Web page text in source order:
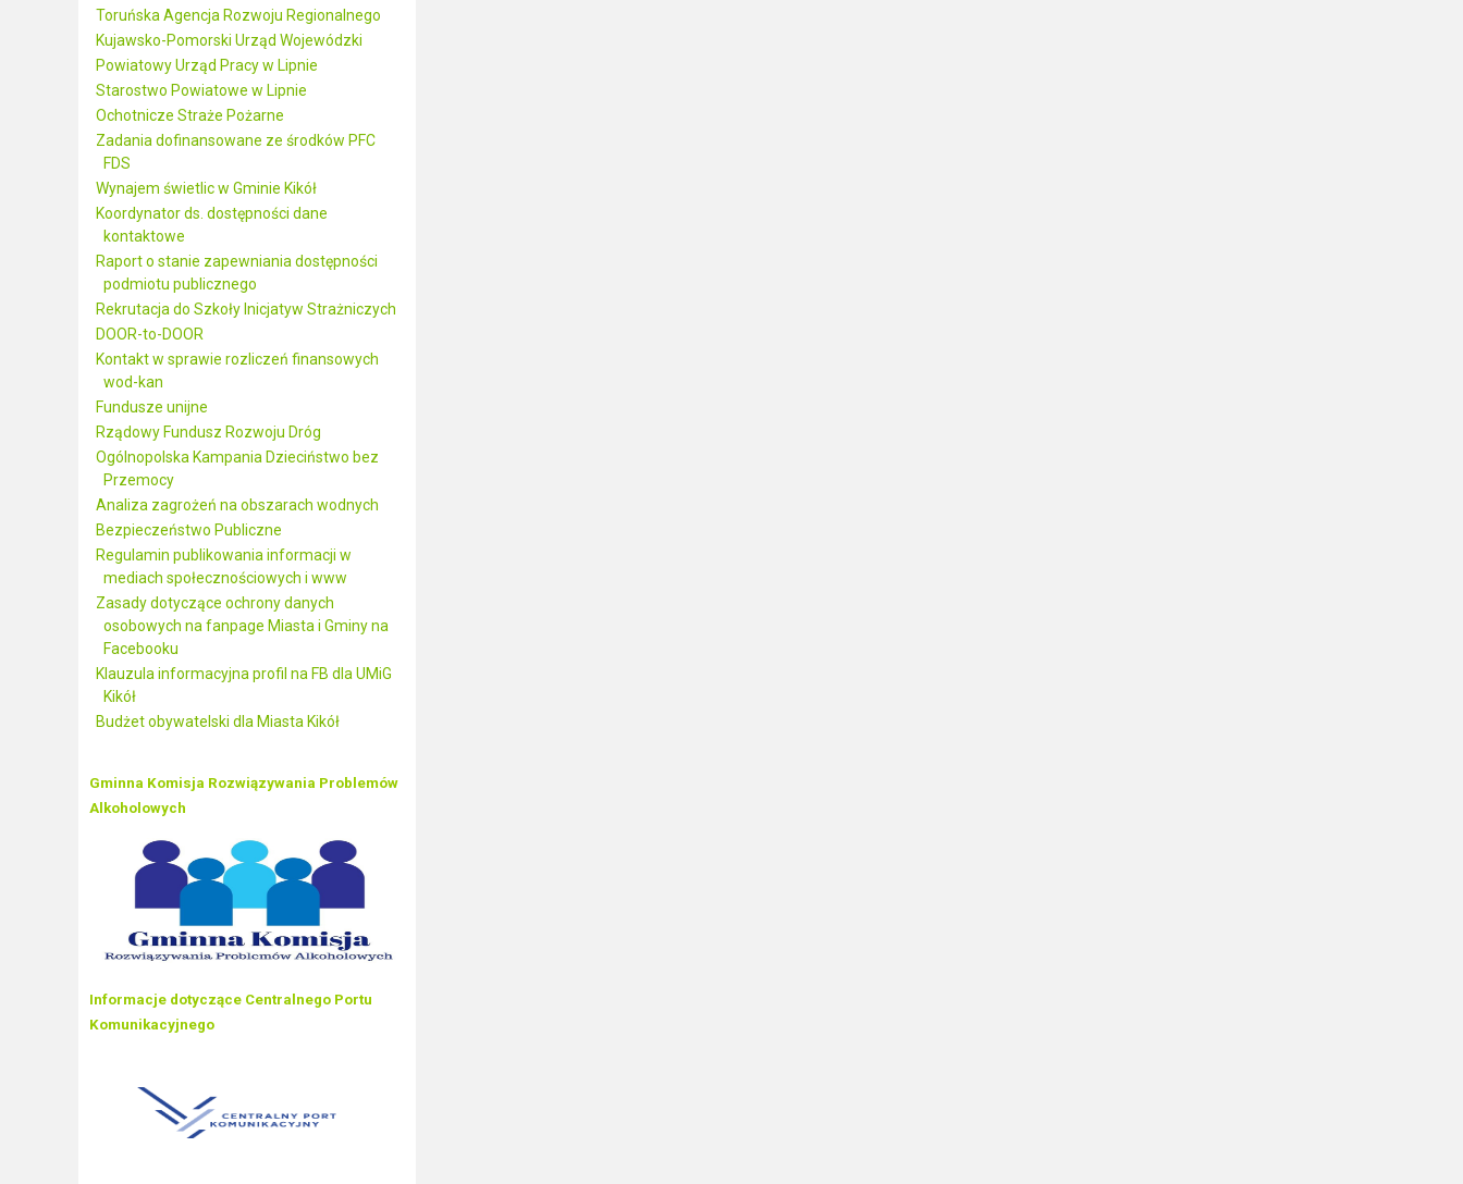
Toruńska Agencja Rozwoju Regionalnego
Kujawsko-Pomorski Urząd Wojewódzki
Powiatowy Urząd Pracy w Lipnie
Starostwo Powiatowe w Lipnie
Ochotnicze Straże Pożarne
Zadania dofinansowane ze środków PFC
FDS
Wynajem świetlic w Gminie Kikół
Koordynator ds. dostępności dane
kontaktowe
Raport o stanie zapewniania dostępności
podmiotu publicznego
Rekrutacja do Szkoły Inicjatyw Strażniczych
DOOR-to-DOOR
Kontakt w sprawie rozliczeń finansowych
wod-kan
Fundusze unijne
Rządowy Fundusz Rozwoju Dróg
Ogólnopolska Kampania Dzieciństwo bez
Przemocy
Analiza zagrożeń na obszarach wodnych
Bezpieczeństwo Publiczne
Regulamin publikowania informacji w
mediach społecznościowych i www
Zasady dotyczące ochrony danych
osobowych na fanpage Miasta i Gminy na
Facebooku
Klauzula informacyjna profil na FB dla UMiG
Kikół
Budżet obywatelski dla Miasta Kikół
Gminna Komisja Rozwiązywania Problemów
Alkoholowych
Informacje dotyczące Centralnego Portu
Komunikacyjnego